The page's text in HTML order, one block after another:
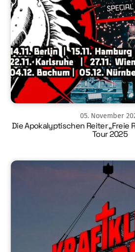
05. November
Die Apokalyptischen Reiter „Freie
Tour 2025